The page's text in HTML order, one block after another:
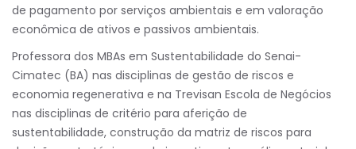
de pagamento por serviços ambientais e em valoração
econômica de ativos e passivos ambientais.
Professora dos MBAs em Sustentabilidade do Senai-
Cimatec (BA) nas disciplinas de gestão de riscos e
economia regenerativa e na Trevisan Escola de Negócios
nas disciplinas de critério para aferição de
sustentabilidade, construção da matriz de riscos para